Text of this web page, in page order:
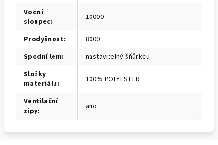
Vodní
sloupec: 10000
Prodyšnost:
8000
Spodní lem:
nastavitelný šňůrkou
Složky
materiálu: 100% POLYESTER
Ventilační
zipy: ano